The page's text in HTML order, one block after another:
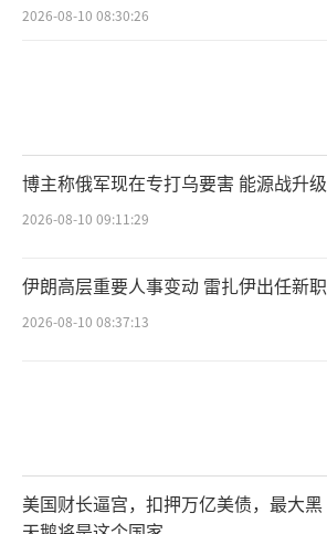
2026-08-10 08:30:26
博主称俄军现在专打乌要害 能源战升级
2026-08-10 09:11:29
伊朗高层重要人事变动 雷扎伊出任新职
2026-08-10 08:37:13
美国财长逼宫，扣押万亿美债，最大黑